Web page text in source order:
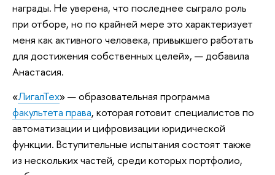
награды. Не уверена, что последнее сыграло роль
при отборе, но по крайней мере это характеризует
меня как активного человека, привыкшего работать
для достижения собственных целей», — добавила
Анастасия.
«ЛигалТех» — образовательная программа
факультета права, которая готовит специалистов по
автоматизации и цифровизации юридической
функции. Вступительные испытания состоят также
из нескольких частей, среди которых портфолио,